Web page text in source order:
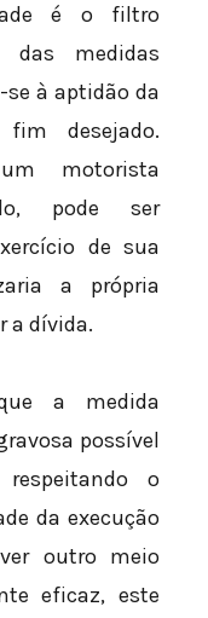
é o filtro
das medidas
se à aptidão da
desejado.
motorista
pode ser
de sua
a própria
a dívida.
a medida
possível
o
da execução
outro meio
eficaz, este